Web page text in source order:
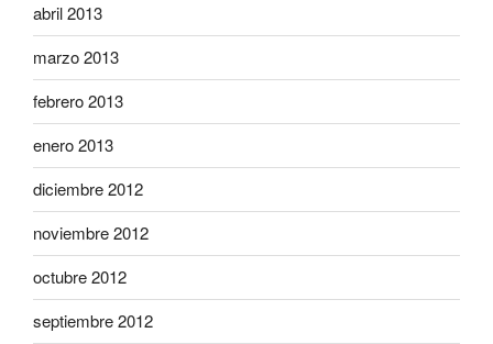
abril 2013
marzo 2013
febrero 2013
enero 2013
diciembre 2012
noviembre 2012
octubre 2012
septiembre 2012